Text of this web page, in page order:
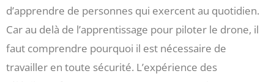
d’apprendre de personnes qui exercent au quotidien.
Car au delà de l’apprentissage pour piloter le drone, il
faut comprendre pourquoi il est nécessaire de
travailler en toute sécurité. L’expérience des